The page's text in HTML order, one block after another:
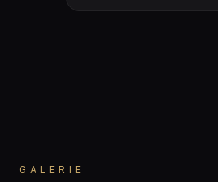
GALERIE